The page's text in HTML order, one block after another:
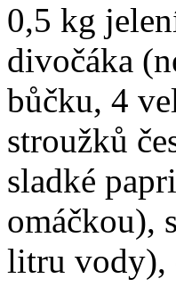
0,5 kg
divočáka
bůčku, 4
stroužků
sladké
omáčkou),
litru vody),